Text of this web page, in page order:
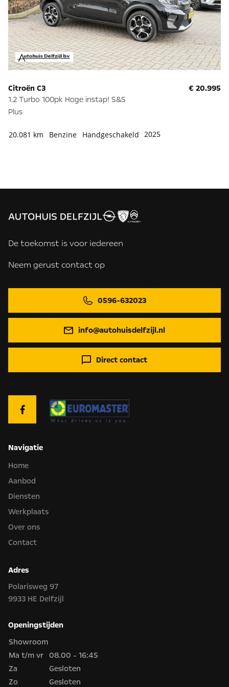
Citroën C3
1.2 Turbo 100pk Hoge instap! S&S
Plus
€ 20.995
20.081 km Benzine Handgeschakeld 2025
De toekomst is voor iedereen
Neem gerust contact op
0596-632023
info@autohuisdelfzijl.nl
Direct contact
Navigatie
Home
Aanbod
Diensten
Werkplaats
Over ons
Contact
Adres
Polarisweg 97
9933 HE Delfzijl
Openingstijden
Showroom
Ma t/m vr 08.00 - 16:45
Za
Gesloten
Zo
Gesloten